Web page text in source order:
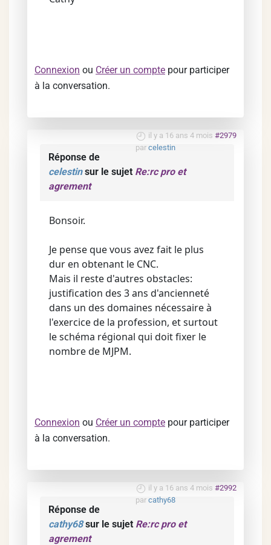
Connexion ou Créer un compte pour participer
à la conversation.
il y a 16 ans 4 mois #2979
par celestin
Réponse de
celestinsur le sujet Re:rc pro et
agrement
Bonsoir.
Je pense que vous avez fait le plus
dur en obtenant le CNC.
Mais il reste d'autres obstacles:
justification des 3 ans d'ancienneté
dans un des domaines nécessaire à
l'exercice de la profession, et surtout
le schéma régional qui doit fixer le
nombre de MJPM.
Connexion ou Créer un compte pour participer
à la conversation.
il y a 16 ans 4 mois #2992
par cathy68
Réponse de
cathy68sur le sujet Re:rc pro et
agrement